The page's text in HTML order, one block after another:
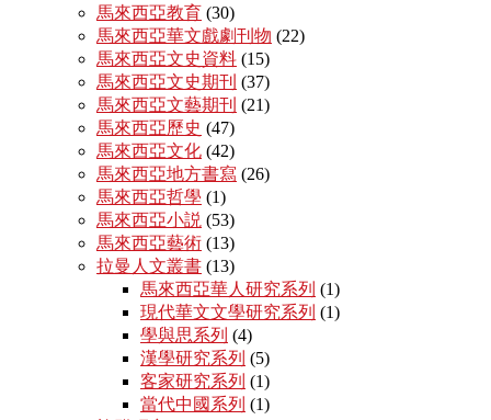
馬來西亞教育 (30)
馬來西亞華文戲劇刊物 (22)
馬來西亞文史資料 (15)
馬來西亞文史期刊 (37)
馬來西亞文藝期刊 (21)
馬來西亞歷史 (47)
馬來西亞文化 (42)
馬來西亞地方書寫 (26)
馬來西亞哲學 (1)
馬來西亞小説 (53)
馬來西亞藝術 (13)
拉曼人文叢書 (13)
馬來西亞華人研究系列 (1)
現代華文文學研究系列 (1)
學與思系列 (4)
漢學研究系列 (5)
客家研究系列 (1)
當代中國系列 (1)